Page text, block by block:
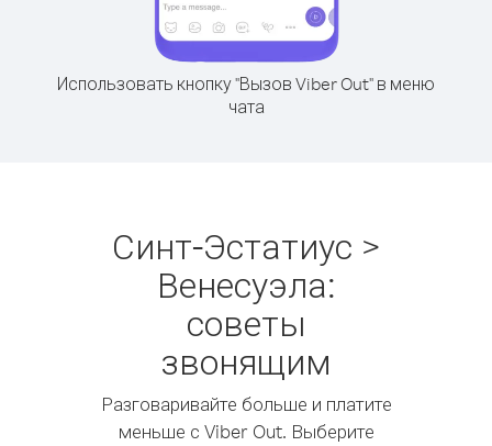
Использовать кнопку "Вызов Viber Out" в меню
чата
Синт-Эстатиус >
Венесуэла:
советы
звонящим
Разговаривайте больше и платите
меньше с Viber Out. Выберите